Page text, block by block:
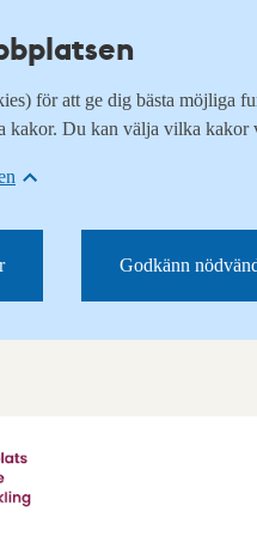
för att ge dig bästa möjliga
kakor. Du kan välja vilka kakor
Godkänn